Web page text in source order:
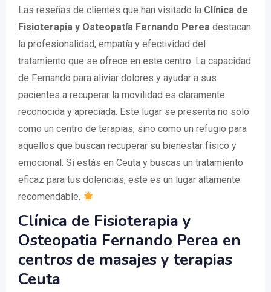
Las reseñas de clientes que han visitado la Clínica de
Fisioterapia y Osteopatía Fernando Perea destacan
la profesionalidad, empatía y efectividad del
tratamiento que se ofrece en este centro. La capacidad
de Fernando para aliviar dolores y ayudar a sus
pacientes a recuperar la movilidad es claramente
reconocida y apreciada. Este lugar se presenta no solo
como un centro de terapias, sino como un refugio para
aquellos que buscan recuperar su bienestar físico y
emocional. Si estás en Ceuta y buscas un tratamiento
eficaz para tus dolencias, este es un lugar altamente
recomendable.
Clínica de Fisioterapia y
Osteopatia Fernando Perea en
centros de masajes y terapias
Ceuta